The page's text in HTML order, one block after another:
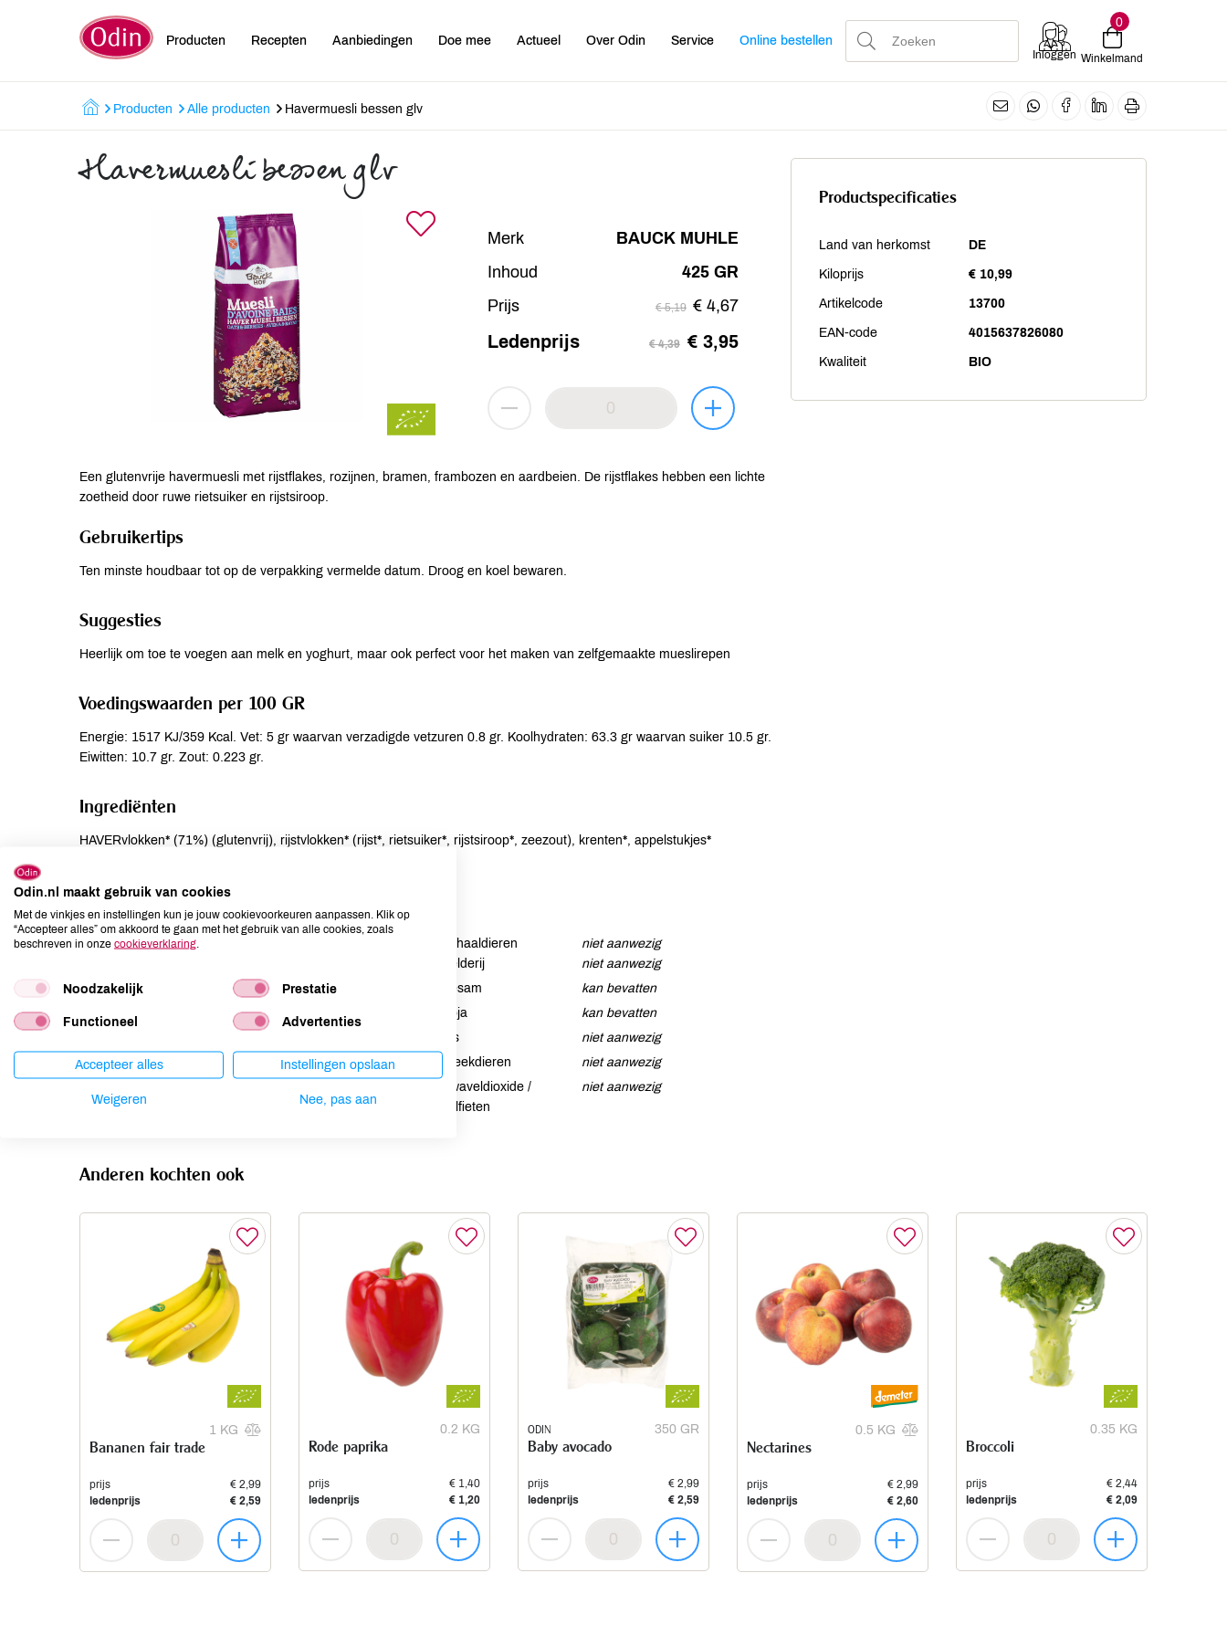
Producten Recepten Aanbiedingen Doe mee Actueel Over Odin Service Online bestellen
Inloggen
0
Winkelmand
Producten Alle producten Havermuesli bessen glv
Havermuesli bessen glv
Merk
BAUCK MUHLE
Inhoud
425 GR
Prijs
€ 5,19 € 4,67
Ledenprijs € 4,39 € 3,95
Een glutenvrije havermuesli met rijstflakes, rozijnen, bramen, frambozen en aardbeien. De rijstflakes hebben een lichte
zoetheid door ruwe rietsuiker en rijstsiroop.
Gebruikertips
Ten minste houdbaar tot op de verpakking vermelde datum. Droog en koel bewaren.
Suggesties
Heerlijk om toe te voegen aan melk en yoghurt, maar ook perfect voor het maken van zelfgemaakte mueslirepen
Voedingswaarden per 100 GR
Energie: 1517 KJ/359 Kcal. Vet: 5 gr waarvan verzadigde vetzuren 0.8 gr. Koolhydraten: 63.3 gr waarvan suiker 10.5 gr.
Eiwitten: 10.7 gr. Zout: 0.223 gr.
Ingrediënten
HAVERvlokken* (71%) (glutenvrij), rijstvlokken* (rijst*, rietsuiker*, rijstsiroop*, zeezout), krenten*, appelstukjes*
Allergenen
Aardnoten
Gluten
niet aanwezig
Lactose
niet aanwezig
Mosterd
kan bevatten
Noten
Schaaldieren
niet aanwezig
Selderij
niet aanwezig
Sesam
kan bevatten
Soja
kan bevatten
Vis
niet aanwezig
Weekdieren
niet aanwezig
Zwaveldioxide /
sulfieten
niet aanwezig
Productspecificaties
Land van herkomst DE
Kiloprijs € 10,99
Artikelcode 13700
EAN-code 4015637826080
Kwaliteit BIO
Anderen kochten ook
1 KG
Bananen fair trade
prijs
€ 2,99
ledenprijs
€ 2,59
0.2 KG
Rode paprika
prijs
€ 1,40
ledenprijs
€ 1,20
ODIN 350 GR
Baby avocado
prijs
€ 2,99
ledenprijs
€ 2,59
0.5 KG
Nectarines
prijs
€ 2,99
ledenprijs
€ 2,60
0.35 KG
Broccoli
prijs
€ 2,44
ledenprijs
€ 2,09
Odin.nl maakt gebruik van cookies
Met de vinkjes en instellingen kun je jouw cookievoorkeuren aanpassen. Klik op
“Accepteer alles” om akkoord te gaan met het gebruik van alle cookies, zoals
beschreven in onze cookieverklaring
Noodzakelijk Prestatie
Functioneel Advertenties
Accepteer alles Instellingen opslaan
Weigeren Nee, pas aan